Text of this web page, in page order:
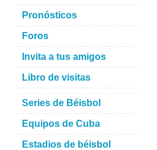
Pronósticos
Foros
Invita a tus amigos
Libro de visitas
Series de Béisbol
Equipos de Cuba
Estadios de béisbol